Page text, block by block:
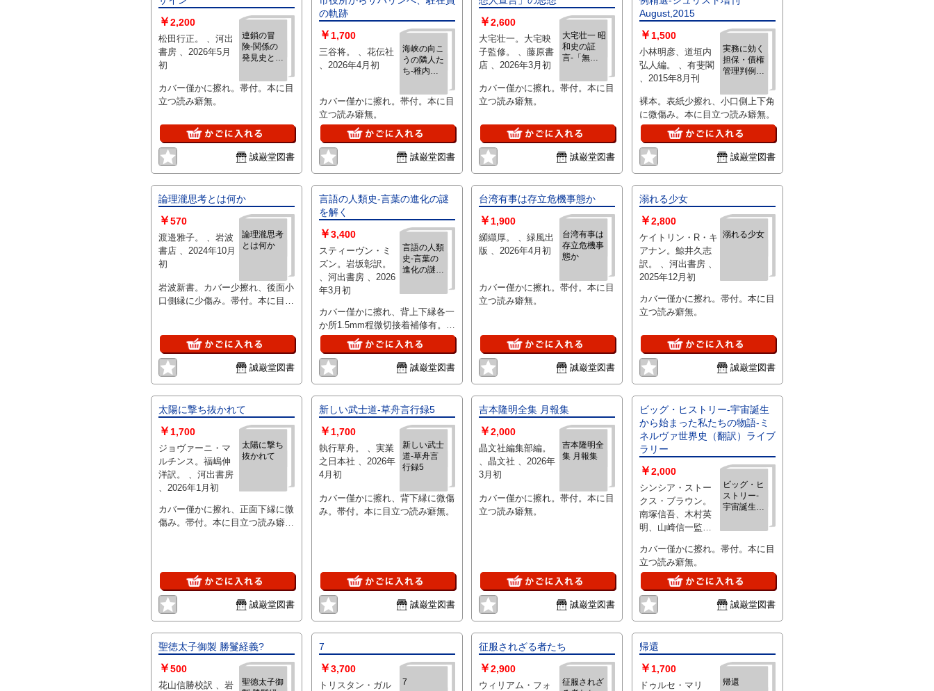
連鎖の冒
険‐関係の
発見史とデ
￥2,200
松田行正。 、河出
書房 、2026年5月
初
カバー僅かに擦れ。帯付。本に目
立つ読み癖無。
誠巌堂図書
の軌跡
海峡の向こ
うの隣人た
ち‐稚内市
ハリンへ、
駐在員の軌
￥ 1,700
三谷将。 、花伝社
、2026年4月初
カバー僅かに擦れ。帯付。本に目
立つ読み癖無。
誠巌堂図書
大宅壮一 昭
和史の証
言‐「無思
の思想
￥2,600
大宅壮一。大宅映
子監修。 、藤原書
店 、2026年3月初
カバー僅かに擦れ。帯付。本に目
立つ読み癖無。
誠巌堂図書
August,2015
実務に効く
担保・債権
管理判例精
ト増刊
August,2015
￥ 1,500
小林明彦、道垣内
弘人編。 、有斐閣
、2015年8月刊
裸本。表紙少擦れ、小口側上下角
に微傷み。本に目立つ読み癖無。
誠巌堂図書
論理瀧思考とは何か
論理瀧思考
とは何か
￥570
渡邉雅子。 、岩波
書店 、2024年10月
初
岩波新書。カバー少擦れ、後面小
口側縁に少傷み。帯付。本に目立
誠巌堂図書
言語の人類史‐言葉の進化の謎
を解く
言語の人類
史‐言葉の
進化の謎を
￥3,400
スティーヴン・ミ
ズン。岩坂彰訳。
、河出書房 、2026
年3月初
カバー僅かに擦れ、背上下縁各一
か所1.5mm程微切接着補修有。。
帯背下縁一か所1mm程微切接着
補修有。本に目立つ読み癖無。
誠巌堂図書
台湾有事は存立危機事態か
台湾有事は
存立危機事
態か
￥1,900
纐纈厚。 、緑風出
版 、2026年4月初
カバー僅かに擦れ。帯付。本に目
立つ読み癖無。
誠巌堂図書
溺れる少女
溺れる少女
￥2,800
ケイトリン・R・キ
アナン。鯨井久志
訳。 、河出書房 、
2025年12月初
カバー僅かに擦れ。帯付。本に目
立つ読み癖無。
誠巌堂図書
太陽に撃ち抜かれて
太陽に撃ち
抜かれて
￥ 1,700
ジョヴァーニ・マ
ルチンス。福嶋伸
洋訳。 、河出書房
、2026年1月初
カバー僅かに擦れ、正面下縁に微
傷み。帯付。本に目立つ読み癖
誠巌堂図書
新しい武士道‐草舟言行録5
新しい武士
道‐草舟言
行録5
￥ 1,700
執行草舟。 、実業
之日本社 、2026年
4月初
カバー僅かに擦れ、背下縁に微傷
み。帯付。本に目立つ読み癖無。
誠巌堂図書
吉本隆明全集 月報集
吉本隆明全
集 月報集
￥2,000
晶文社編集部編。
、晶文社 、2026年
3月初
カバー僅かに擦れ。帯付。本に目
立つ読み癖無。
誠巌堂図書
ビッグ・ヒストリー‐宇宙誕生
から始まった私たちの物語‐ミ
ネルヴァ世界史（翻訳）ライブ
ラリー
ビッグ・ヒ
ストリー‐
宇宙誕生か
私たちの物
ヴァ世界史
イブラリー
￥2,000
シンシア・ストー
クス・ブラウン。
南塚信吾、木村英
明、山崎信一監
訳。 、ミネルヴァ
書房 、2026年4月
カバー僅かに擦れ。帯付。本に目
立つ読み癖無。
誠巌堂図書
聖徳太子御製 勝鬘経義?
聖徳太子御
￥500
花山信勝校訳 、岩
7
7
￥3,700
トリスタン・ガル
征服されざる者たち
征服されざ
￥2,900
ウィリアム・フォ
帰還
帰還
￥ 1,700
ドゥルセ・マリ